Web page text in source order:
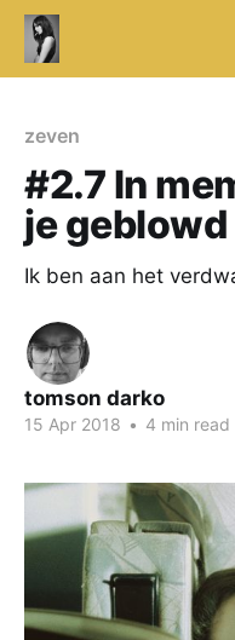
zeven
#2.7 In
je
Ik ben aan het
tomson darko
15 Apr 2018 • 4 min read